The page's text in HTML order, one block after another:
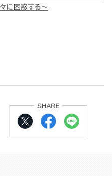
に困惑する～
SHARE